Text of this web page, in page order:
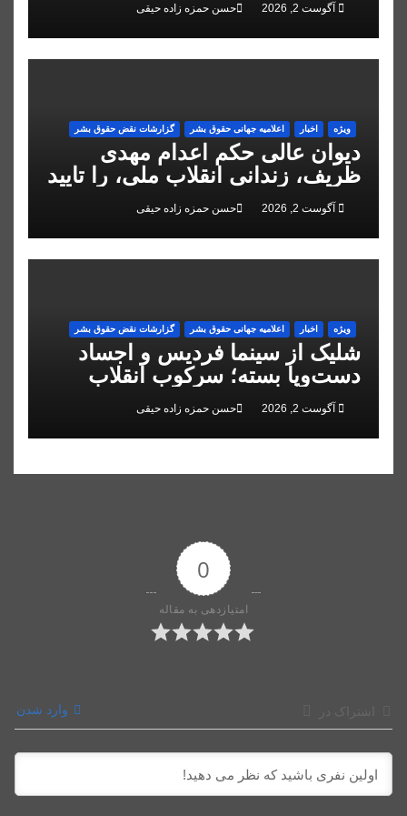
آگوست 2, 2026 حسن حمزه زاده حیقی
ویژه اخبار اعلاميه جهانی حقوق بشر گزارشات نقض حقوق بشر
دیوان عالی حکم اعدام مهدی
ظریف، زندانی انقلاب ملی، را تایید
کردآگوست 2, 2026 حسن حمزه زاده حیقی
ویژه اخبار اعلاميه جهانی حقوق بشر گزارشات نقض حقوق بشر
شلیک از سینما فردیس و اجساد
دست‌وپا بسته؛ سرکوب انقلاب
ملی در البرز
آگوست 2, 2026 حسن حمزه زاده حیقی
0
امتیازدهی به مقاله
وارد شدن